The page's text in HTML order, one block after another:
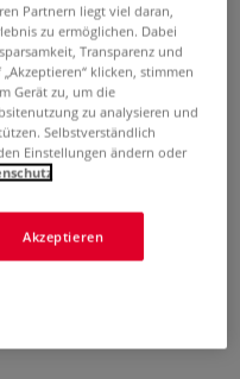
Roststruktur-
täuschend echte
in verschiedenen
Partnern liegt viel daran,
zu ermöglichen. Dabei
Transparenz und
klicken, stimmen
Gerät zu, um die
zu analysieren und
Selbstverständlich
Einstellungen ändern oder
Akzeptieren